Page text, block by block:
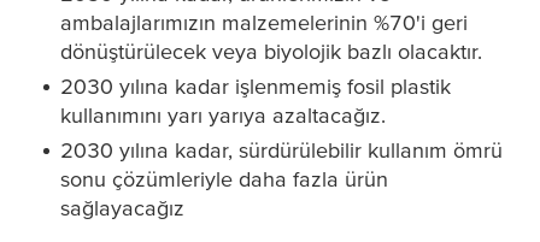
ambalajlarımızın malzemelerinin %70'i geri
dönüştürülecek veya biyolojik bazlı olacaktır.
2030 yılına kadar işlenmemiş fosil plastik
kullanımını yarı yarıya azaltacağız.
2030 yılına kadar, sürdürülebilir kullanım ömrü
sonu çözümleriyle daha fazla ürün
sağlayacağız